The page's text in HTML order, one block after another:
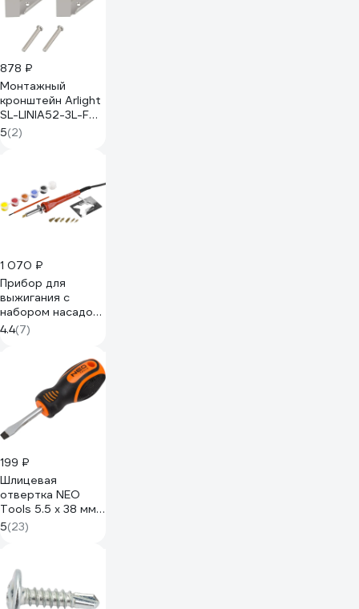
878 ₽
Монтажный
кронштейн Arlight
SL-LINIA52-3L-F
1компл 044710
5(2)
1 070 ₽
Прибор для
выжигания с
набором насадок
7шт и красками
Зубр МАСТЕР
4.4(7)
199 ₽
Шлицевая
отвертка NEO
Tools 5.5 x 38 мм
04-173
5(23)